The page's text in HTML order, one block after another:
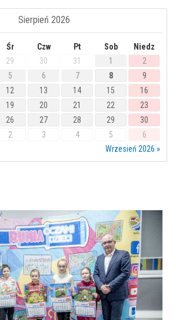
Sierpień 2026
Śr Czw Pt Sob
Niedz
29 30 31 1
2
5 6 7 8
9
12 13 14 15
16
19 20 21 22
23
26 27 28 29
30
2 3 4 5
6
Wrzesień 2026 »